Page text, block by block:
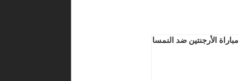
مباراة الأرجنتين ضد النمسا